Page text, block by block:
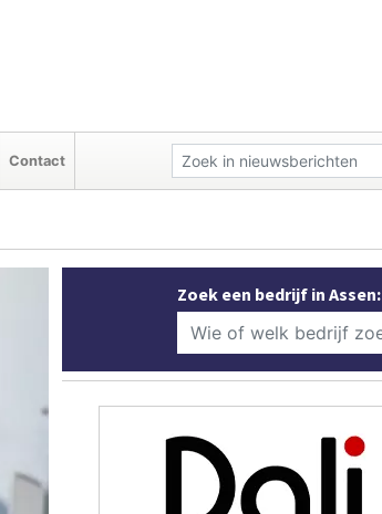
Contact
Zoek een bedrijf in Assen: